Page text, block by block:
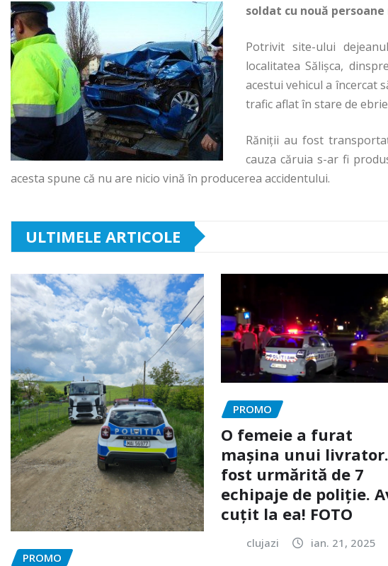
soldat cu nouă
Potrivit site-ului
localitatea Sălișca,
acestui vehicul a încercat
trafic aflat în stare de
Răniții au fost
cauza căruia s-ar fi
acesta spune că nu are nicio vină în producerea accidentului.
ULTIMELE ARTICOLE
PROMO
PROMO
O femeie a furat
mașina unui
fost urmărită de 7
echipaje de poliție.
cuțit la ea! FOTO
clujazi
ian. 21, 2025